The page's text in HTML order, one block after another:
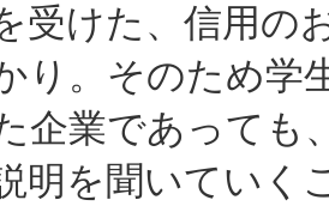
受けた、信用の
り。そのため学
企業であっても
明を聞いていく